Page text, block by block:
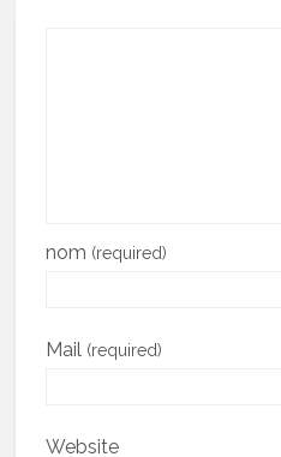
nom (required)
Mail (required)
Website